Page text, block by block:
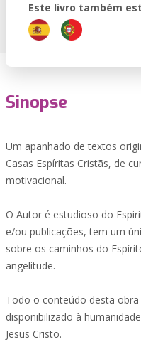
Este livro também
Sinopse
Um apanhado de textos
Casas Espíritas Cristãs, de
motivacional.
O Autor é estudioso do
e/ou publicações, tem um
sobre os caminhos do
angelitude.
Todo o conteúdo desta
disponibilizado à
Jesus Cristo.